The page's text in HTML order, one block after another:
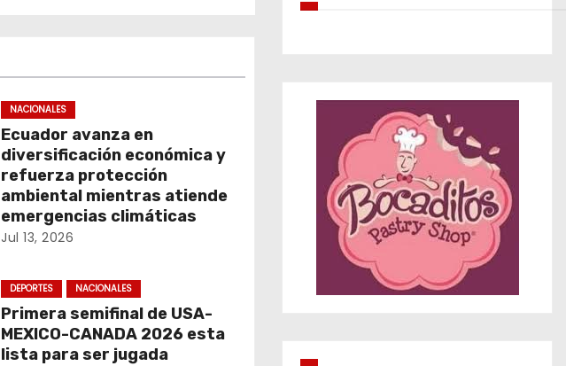
NACIONALES
Ecuador avanza en
diversificación económica y
refuerza protección
ambiental mientras atiende
emergencias climáticas
Jul 13, 2026
DEPORTES NACIONALES
Primera semifinal de USA-
MEXICO-CANADA 2026 esta
lista para ser jugada